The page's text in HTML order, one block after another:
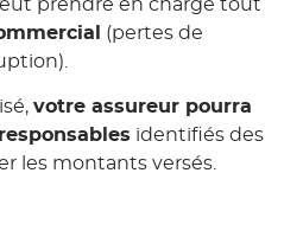
prendre en charge tout
(pertes de
votre assureur pourra
identifiés des
les montants versés.